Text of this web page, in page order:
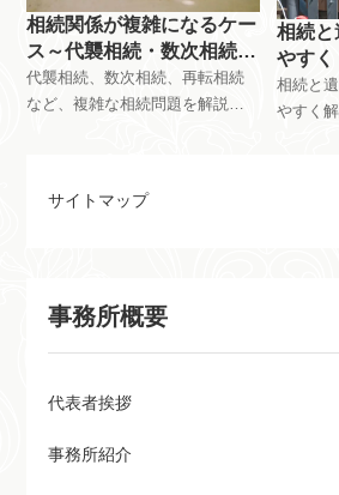
いをします。
相続関係が複雑になるケー
ス～代襲相続・数次相続・
再転相続～
代襲相続、数次相続、再転相続
など、複雑な相続問題を解説。
ます。相続トラブルを予防し、
相続と
やすく
説】
相続と
やすく
サイトマップ
事務所概要
代表者挨拶
事務所紹介